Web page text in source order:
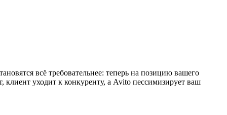
всё требовательнее: теперь на позицию вашего
клиент уходит к конкуренту, а Avito пессимизирует ваш